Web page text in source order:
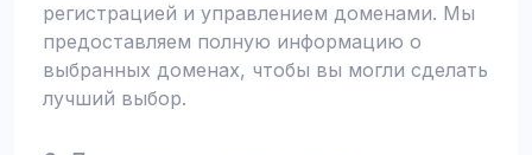
регистрацией и управлением доменами. Мы
предоставляем полную информацию о
выбранных доменах, чтобы вы могли сделать
лучший выбор.